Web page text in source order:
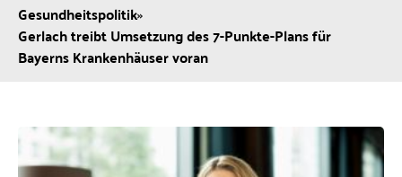
Gesundheitspolitik»
Gerlach treibt Umsetzung des 7-Punkte-Plans für
Bayerns Krankenhäuser voran